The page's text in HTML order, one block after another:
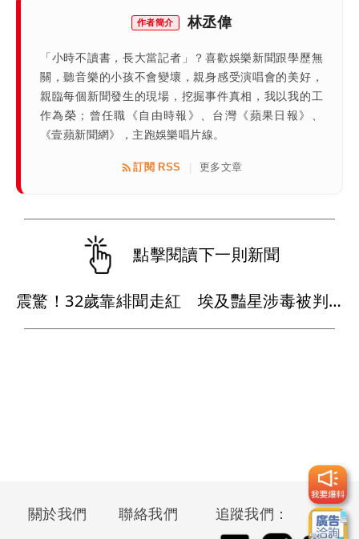
作者簡介 林丞偉
「小時不讀書，長大當記者」？喜歡娛樂新聞跟學歷無
關，聽音樂的小孩不會變壞，親身感受演唱會的美好，
親臨每個新聞發生的現場，挖掘事件真相，我以我的工
作為榮；曾任職《自由時報》、台灣《蘋果日報》、
《壹蘋新聞網》，主跑娛樂唱片線。
訂閱 RSS | 更多文章
點擊閱讀下一則新聞
震驚！32歲靠緋聞走紅 埃及豔星涉毒被判死刑
關於我們
聯絡我們
追蹤我們：